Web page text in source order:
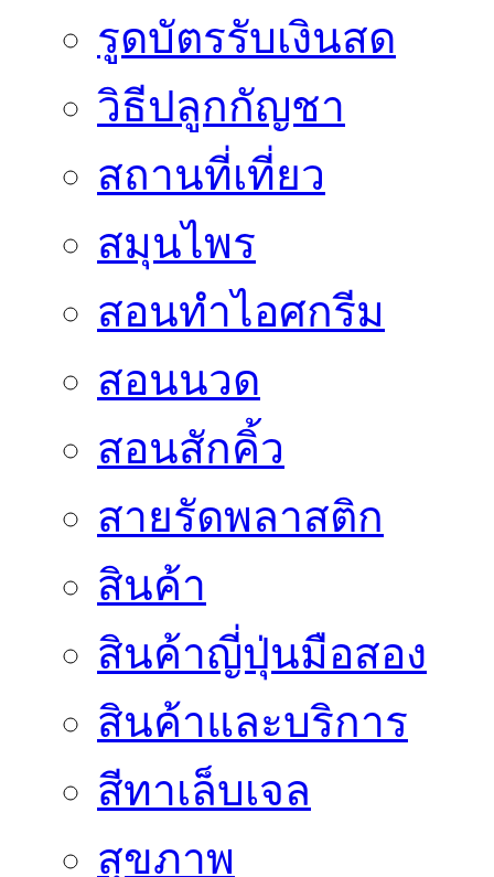
รูดบัตรรับเงินสด
วิธีปลูกกัญชา
สถานที่เที่ยว
สมุนไพร
สอนทำไอศกรีม
สอนนวด
สอนสักคิ้ว
สายรัดพลาสติก
สินค้า
สินค้าญี่ปุ่นมือสอง
สินค้าและบริการ
สีทาเล็บเจล
สุขภาพ